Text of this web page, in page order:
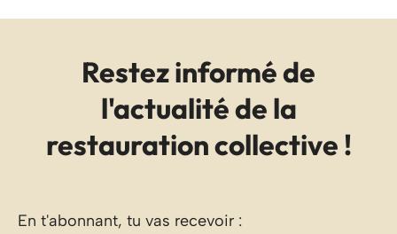
Restez informé de
l'actualité de la
restauration collective !
En t'abonnant, tu vas recevoir :